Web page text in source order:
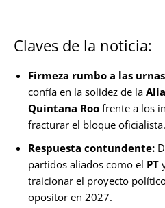
Claves de la noticia:
Firmeza rumbo a las
confía en la solidez de la
Quintana Roo frente a los
fracturar el bloque oficialista.
Respuesta contundente:
partidos aliados como el PT
traicionar el proyecto
opositor en 2027.